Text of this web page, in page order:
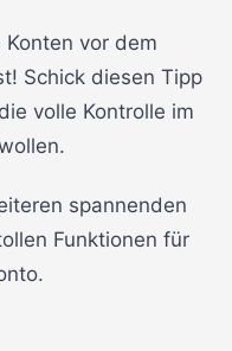
vor dem
Schick diesen Tipp
volle Kontrolle im
spannenden
Funktionen für